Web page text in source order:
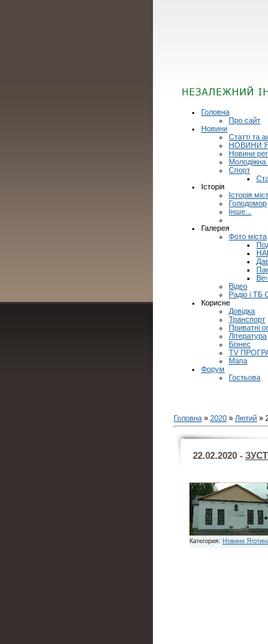
Головна
Про сайт
Новини
Статті та
НОВИНИ
Новини
Молодіжна
Спорт
Історія
Історія
Голодомор
Інше...
Галерея
Фото міста
Відео
Радіо і ТБ
Корисне
Довідка
Транспорт
Приватні
Література
Бізнес
TV
Мапа
Форум
Гостьова
Головна » 2020 » Лютий »
22.02.2020 -
Категория: Новини